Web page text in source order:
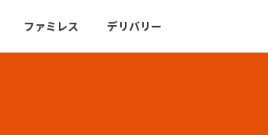
ファミレス デリバリー